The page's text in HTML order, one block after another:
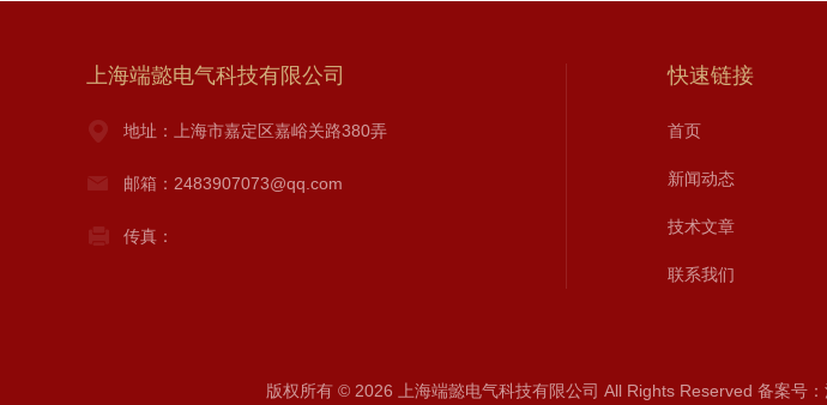
上海端懿电气科技有限公司
地址：上海市嘉定区嘉峪关路380弄
邮箱：2483907073@qq.com
传真：
快速链接
首页
新闻动态
技术文章
联系我们
版权所有 © 2026 上海端懿电气科技有限公司 All Rights Reserved 备案号